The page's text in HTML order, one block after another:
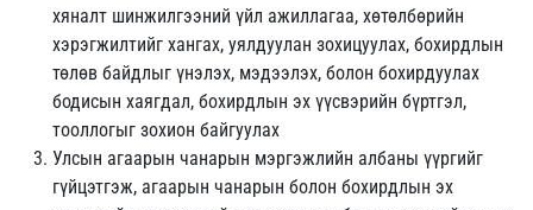
хяналт шинжилгээний үйл ажиллагаа, хөтөлбөрийн
хэрэгжилтийг хангах, уялдуулан зохицуулах, бохирдлын
төлөв байдлыг үнэлэх, мэдээлэх, болон бохирдуулах
бодисын хаягдал, бохирдлын эх үүсвэрийн бүртгэл,
тооллогыг зохион байгуулах
Улсын агаарын чанарын мэргэжлийн албаны үүргийг
гүйцэтгэж, агаарын чанарын болон бохирдлын эх